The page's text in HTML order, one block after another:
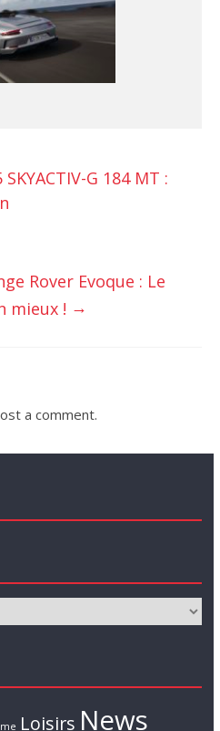
G 184 MT :
Rover Evoque : Le
mieux ! →
a comment.
Loisirs News